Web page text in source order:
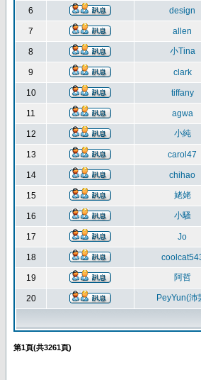
6 design
7 allen
8 小Tina
9 clark
10 tiffany
11 agwa
12 小純
13 carol47
14 chihao
15 姥姥
16 小騷
17 Jo
18
19 阿哲
20 PeyYun(沛
第1頁(共3261頁)